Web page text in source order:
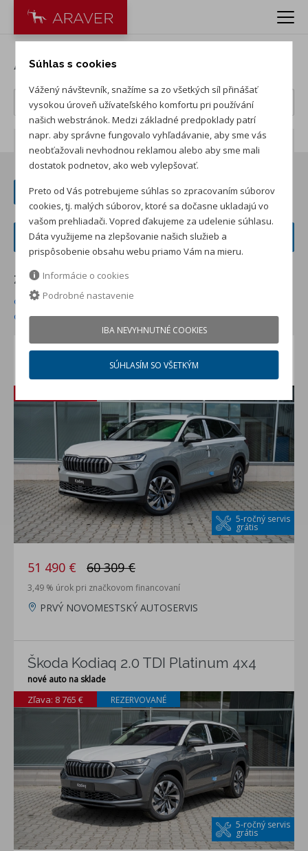
Autá ŠKODA
Počet záznamov: 232
+ ZOBRAZIŤ PREDCHÁDZAJÚCICH 24
FILTER VOZIDIEL
Zoradiť podľa:
od najnižšej ceny skladom
od najvyššej zľavy
od najnižšej ceny
Škoda Kodiaq 2.0 TDI Platinum 4x4
5-ročný servis
grátis
51 490 € 60 309 €
3,49 % úrok pri značkovom financovaní
PRVÝ NOVOMESTSKÝ AUTOSERVIS
Škoda Kodiaq 2.0 TDI Platinum 4x4
nové auto na sklade
5-ročný servis
grátis
Zľava: 8 765 € REZERVOVANÉ
Súhlas s cookies
Vážený návštevník, snažíme sa zo všetkých síl přinášať
vysokou úroveň užívateľského komfortu pri používání
našich webstránok. Medzi základné predpoklady patrí
napr. aby správne fungovalo vyhľadávanie, aby sme vás
neobťažovali nevhodnou reklamou alebo aby sme mali
dostatok podnetov, ako web vylepšovať.
Preto od Vás potrebujeme súhlas so zpracovaním súborov
cookies, tj. malých súborov, ktoré sa dočasne ukladajú vo
vašom prehliadači. Vopred ďakujeme za udelenie súhlasu.
Dáta využijeme na zlepšovanie našich služieb a
prispôsobenie obsahu webu priamo Vám na mieru.
Informácie o cookies
Podrobné nastavenie
IBA NEVYHNUTNÉ COOKIES
SÚHLASÍM SO VŠETKÝM